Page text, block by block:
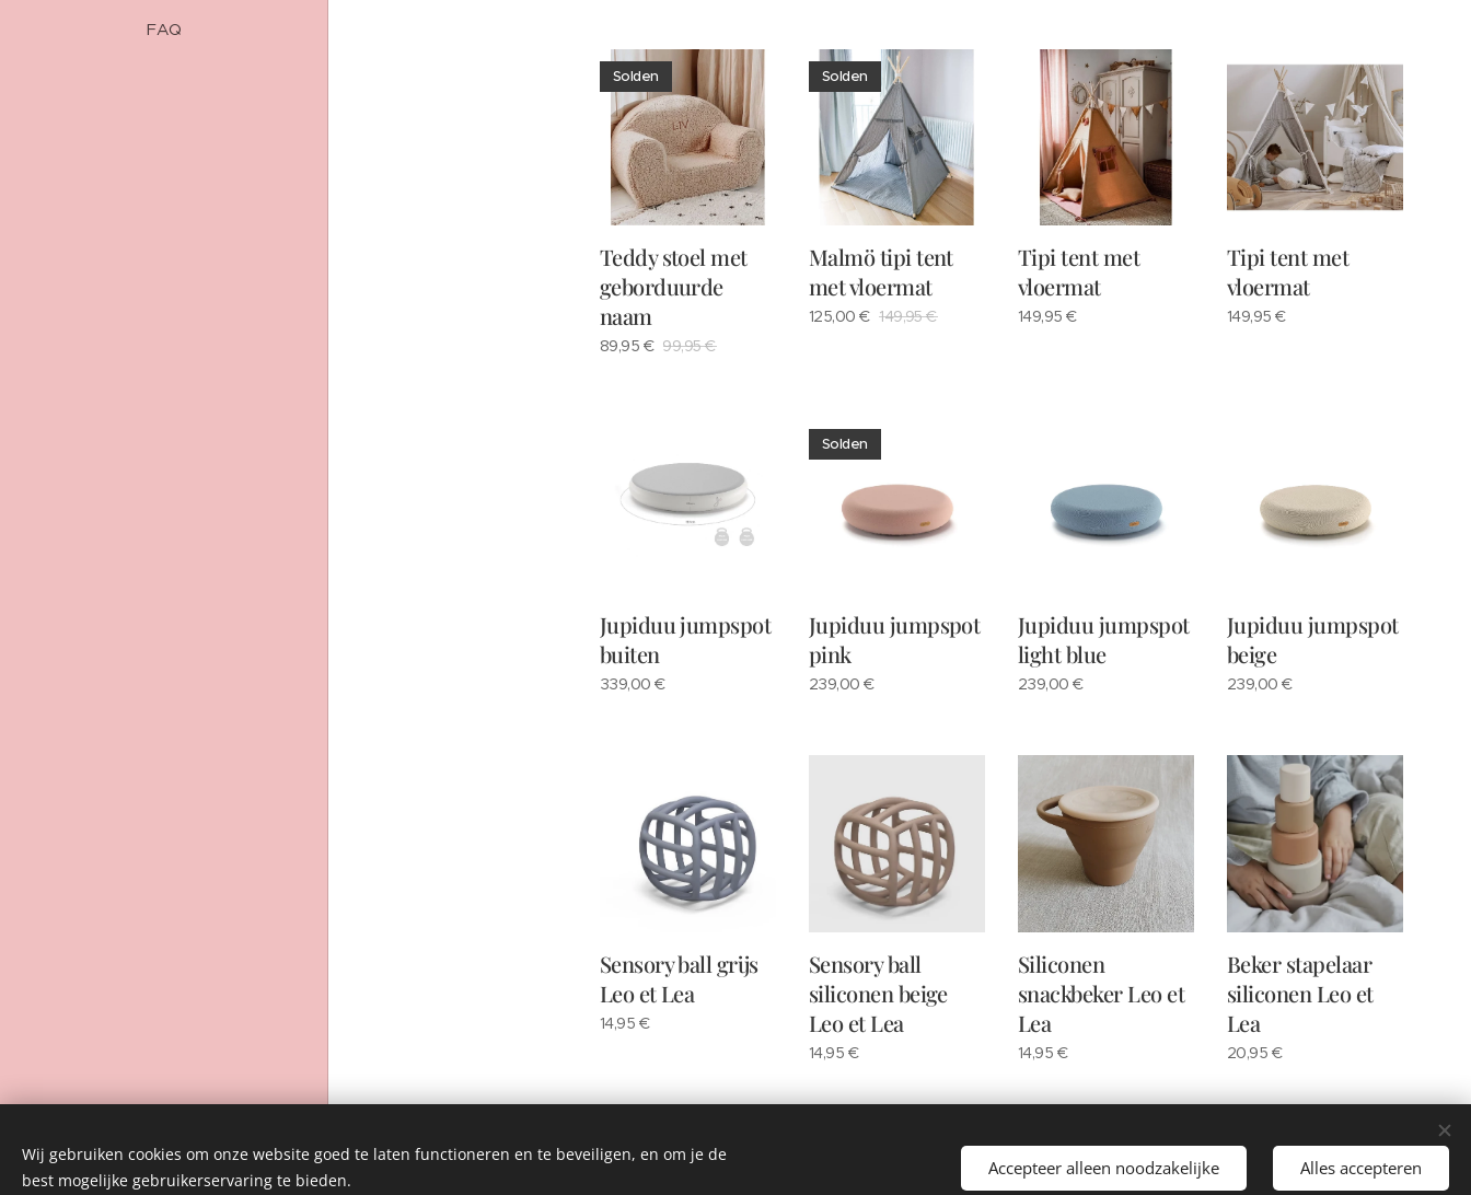
FAQ
Teddy stoel met
geborduurde
naam
Solden
89,95 € 99,95€
Malmö tipi tent
met vloermat
Solden
125,00 € 149,95€
Tipi tent met
vloermat
149,95 €
Tipi tent met
vloermat
149,95 €
Jupiduu jumpspot
buiten
339,00 €
Jupiduu jumpspot
pink
Solden
239,00 €
Jupiduu jumpspot
light blue
239,00 €
Jupiduu jumpspot
beige
239,00 €
Sensory ball grijs
Leo et Lea
14,95 €
Sensory ball
siliconen beige
Leo et Lea
14,95 €
Siliconen
snackbeker Leo et
Lea
14,95 €
Beker stapelaar
siliconen Leo et
Lea
20,95 €
Mogelijk gemaakt door
Wij gebruiken cookies om onze website goed te laten functioneren en te beveiligen, en om je de
best mogelijke gebruikerservaring te bieden.
Accepteer alleen noodzakelijke Alles accepteren